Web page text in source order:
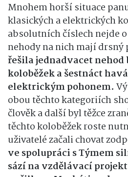
Mnohem horší situace
klasických a elektrických
absolutních číslech nejde
nehody na nich mají drsný
řešila jednadvacet nehod
koloběžek a šestnáct
elektrickým pohonem.
obou těchto kategoriích
člověk a další byl těžce
těchto koloběžek roste
uživatelé začali chovat
ve spolupráci s Týmem
sází na vzdělávací